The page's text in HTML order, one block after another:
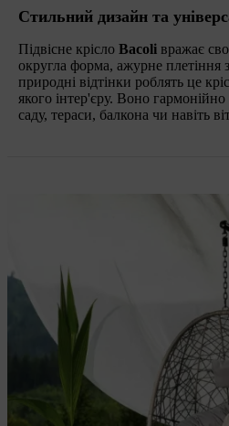
Стильний дизайн та
Підвісне крісло Bacoli вражає
округла форма, ажурне плетіння
природні відтінки роблять це
якого інтер'єру. Воно
саду, тераси, балкона чи навіть